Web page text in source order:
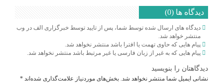
دیدگاه ها (0)
دیدگاه های ارسال شده توسط شما، پس از تایید توسط خبرگزاری الف در وب
منتشر خواهد شد.
پیام هایی که حاوی تهمت یا افترا باشد منتشر نخواهد شد.
پیام هایی که به غیر از زبان فارسی یا غیر مرتبط باشد منتشر نخواهد شد.
دیدگاهتان را بنویسید
نشانی ایمیل شما منتشر نخواهد شد. بخش‌های موردنیاز علامت‌گذاری شده‌اند *